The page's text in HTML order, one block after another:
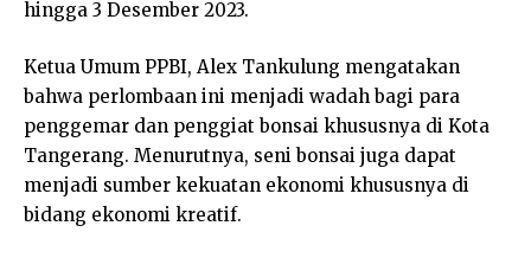
hingga 3 Desember 2023.
Ketua Umum PPBI, Alex Tankulung mengatakan
bahwa perlombaan ini menjadi wadah bagi para
penggemar dan penggiat bonsai khususnya di Kota
Tangerang. Menurutnya, seni bonsai juga dapat
menjadi sumber kekuatan ekonomi khususnya di
bidang ekonomi kreatif.